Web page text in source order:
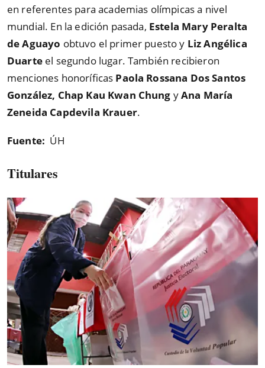
en referentes para academias olímpicas a nivel
mundial. En la edición pasada, Estela Mary Peralta
de Aguayo obtuvo el primer puesto y Liz Angélica
Duarteel segundo lugar. También recibieron
menciones honoríficas Paola Rossana Dos Santos
González, Chap Kau Kwan Chung yAna María
Zeneida Capdevila Krauer.
Fuente: ÚH
Titulares